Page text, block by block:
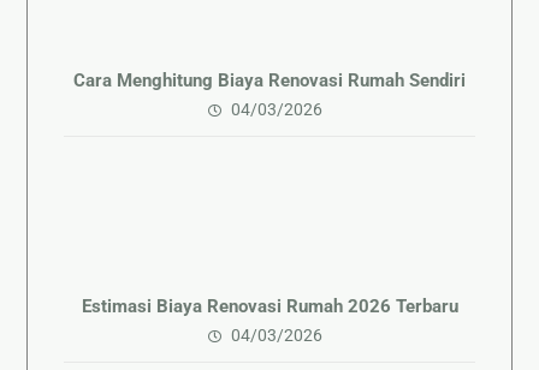
Cara Menghitung Biaya Renovasi Rumah Sendiri
04/03/2026
Estimasi Biaya Renovasi Rumah 2026 Terbaru
04/03/2026